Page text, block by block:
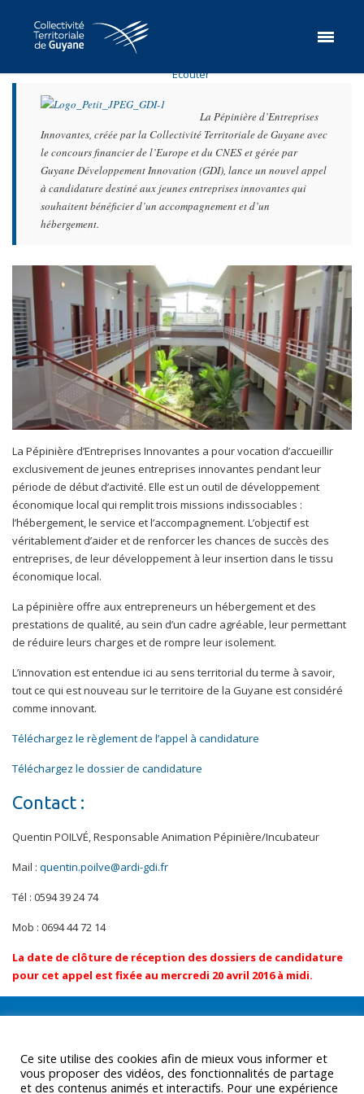
Ecouter
La Pépinière d’Entreprises
Innovantes, créée par la Collectivité Territoriale de Guyane avec
le concours financier de l’Europe et du CNES et gérée par
Guyane Développement Innovation (GDI), lance un nouvel appel
à candidature destiné aux jeunes entreprises innovantes qui
souhaitent bénéficier d’un accompagnement et d’un
hébergement.
La Pépinière d’Entreprises Innovantes a pour vocation d’accueillir
exclusivement de jeunes entreprises innovantes pendant leur
période de début d’activité. Elle est un outil de développement
économique local qui remplit trois missions indissociables :
l’hébergement, le service et l’accompagnement. L’objectif est
véritablement d’aider et de renforcer les chances de succès des
entreprises, de leur développement à leur insertion dans le tissu
économique local.
La pépinière offre aux entrepreneurs un hébergement et des
prestations de qualité, au sein d’un cadre agréable, leur permettant
de réduire leurs charges et de rompre leur isolement.
L’innovation est entendue ici au sens territorial du terme à savoir,
tout ce qui est nouveau sur le territoire de la Guyane est considéré
comme innovant.
Téléchargez le règlement de l’appel à candidature
Téléchargez le dossier de candidature
Contact :
Quentin POILVÉ, Responsable Animation Pépinière/Incubateur
Mail : quentin.poilve@ardi-gdi.fr
Tél : 0594 39 24 74
Mob : 0694 44 72 14
La date de clôture de réception des dossiers de candidature
pour cet appel est fixée au mercredi 20 avril 2016 à midi.
Ce site utilise des cookies afin de mieux vous informer et
vous proposer des vidéos, des fonctionnalités de partage
et des contenus animés et interactifs. Pour une expérience